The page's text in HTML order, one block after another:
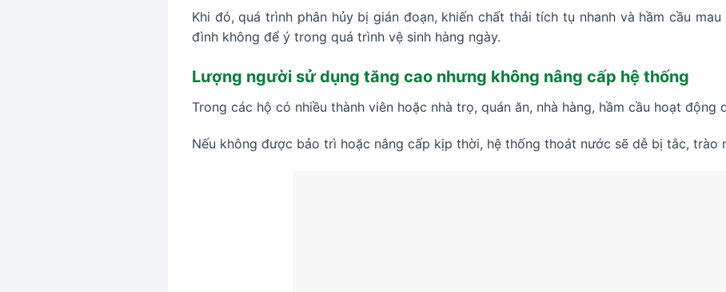
Khi đó, quá trình phân hủy bị gián đoạn, khiến chất thải tích tụ nhanh và hầm cầu
đình không để ý trong quá trình vệ sinh hàng ngày.
Lượng người sử dụng tăng cao nhưng không nâng cấp hệ thống
Trong các hộ có nhiều thành viên hoặc nhà trọ, quán ăn, nhà hàng, hầm cầu hoạt động
Nếu không được bảo trì hoặc nâng cấp kịp thời, hệ thống thoát nước sẽ dễ bị tắc, trào